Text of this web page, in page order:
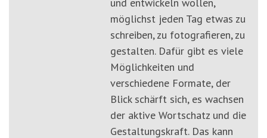
und entwickeln wollen,
möglichst jeden Tag etwas zu
schreiben, zu fotografieren, zu
gestalten. Dafür gibt es viele
Möglichkeiten und
verschiedene Formate, der
Blick schärft sich, es wachsen
der aktive Wortschatz und die
Gestaltungskraft. Das kann